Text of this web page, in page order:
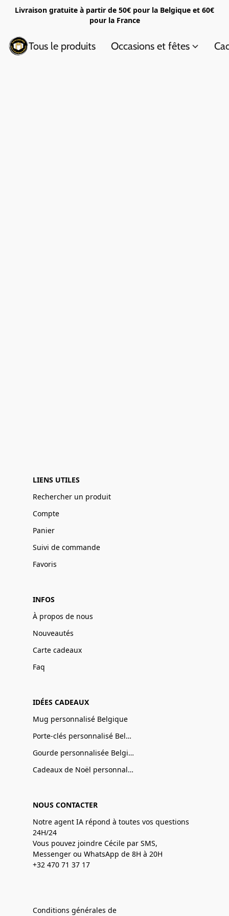
Livraison gratuite à partir de 50€ pour la Belgique et 60€
pour la France
Tous le produits Occasions et fêtes
LIENS UTILES
Rechercher un produit
Compte
Panier
Suivi de commande
Favoris
INFOS
À propos de nous
Nouveautés
Carte cadeaux
Faq
IDÉES CADEAUX
Mug personnalisé Belgique
Porte-clés personnalisé Belgique
Gourde personnalisée Belgique
Cadeaux de Noël personnalisé Belgique
NOUS CONTACTER
Notre agent IA répond à toutes vos questions
24H/24
Vous pouvez joindre Cécile par SMS,
Messenger ou WhatsApp de 8H à 20H
+32 470 71 37 17
Conditions générales de